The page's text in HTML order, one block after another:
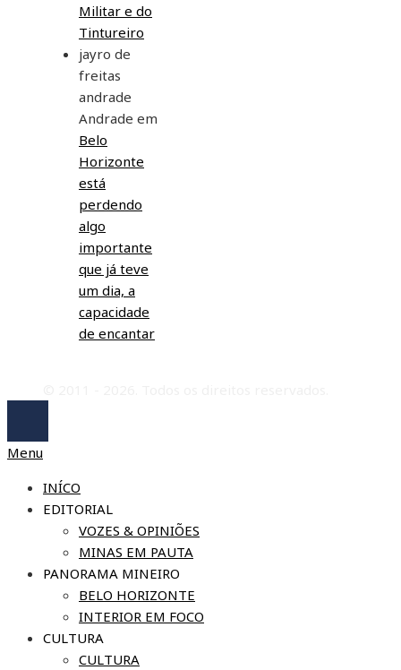
Militar e do
Tintureiro
jayro de
freitas
andrade
Andrade em
Belo
Horizonte
está
perdendo
algo
importante
que já teve
um dia, a
capacidade
de encantar
Menu
INÍCO
EDITORIAL
VOZES & OPINIÕES
MINAS EM PAUTA
PANORAMA MINEIRO
BELO HORIZONTE
INTERIOR EM FOCO
CULTURA
CULTURA